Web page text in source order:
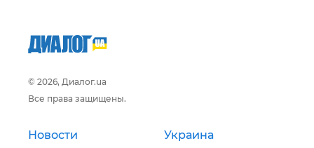
© 2026, Диалог.ua
Все права защищены.
Новости Украина